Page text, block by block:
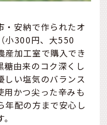
・安納で作られたオ
小300円、大550
産加工室で購入でき
糖由来のコク深くし
しい塩気のバランス
用かつ尖った辛みも
年配の方まで安心し